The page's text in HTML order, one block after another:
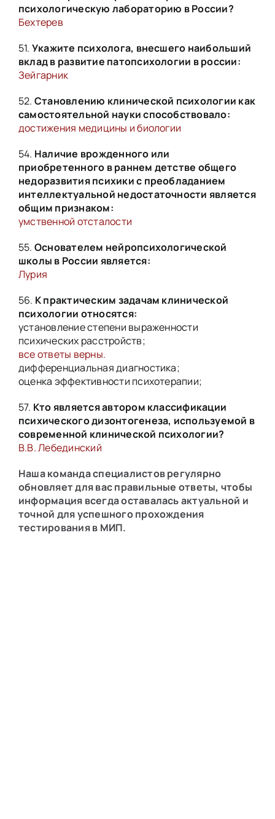
психологическую лабораторию в России?
Бехтерев
51. Укажите психолога, внесшего наибольший
вклад в развитие патопсихологии в россии:
Зейгарник
52. Становлению клинической психологии как
самостоятельной науки способствовало:
достижения медицины и биологии
54. Наличие врожденного или
приобретенного в раннем детстве общего
недоразвития психики с преобладанием
интеллектуальной недостаточности является
общим признаком:
умственной отсталости
55. Основателем нейропсихологической
школы в России является:
Лурия
56. К практическим задачам клинической
психологии относятся:
установление степени выраженности
психических расстройств;
все ответы верны.
дифференциальная диагностика;
оценка эффективности психотерапии;
57. Кто является автором классификации
психического дизонтогенеза, используемой в
современной клинической психологии?
В.В. Лебединский
Наша команда специалистов регулярно
обновляет для вас правильные ответы, чтобы
информация всегда оставалась актуальной и
точной для успешного прохождения
тестирования в МИП.